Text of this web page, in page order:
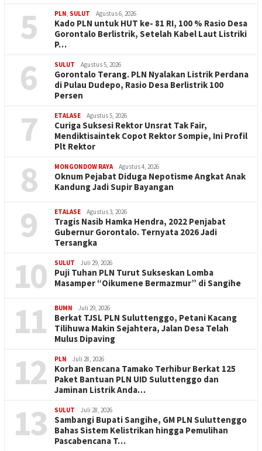
5 PLN, SULUT Agustus 6, 2026
Kado PLN untuk HUT ke- 81 RI, 100 % Rasio Desa
Gorontalo Berlistrik, Setelah Kabel Laut Listriki
P…
6 SULUT Agustus 5, 2026
Gorontalo Terang. PLN Nyalakan Listrik Perdana
di Pulau Dudepo, Rasio Desa Berlistrik 100
Persen
7 ETALASE Agustus 5, 2026
Curiga Suksesi Rektor Unsrat Tak Fair,
Mendiktisaintek Copot Rektor Sompie, Ini Profil
Plt Rektor
8 MONGONDOW RAYA Agustus 4, 2026
Oknum Pejabat Diduga Nepotisme Angkat Anak
Kandung Jadi Supir Bayangan
9 ETALASE Agustus 3, 2026
Tragis Nasib Hamka Hendra, 2022 Penjabat
Gubernur Gorontalo. Ternyata 2026 Jadi
Tersangka
10 SULUT Juli 29, 2026
Puji Tuhan PLN Turut Sukseskan Lomba
Masamper “Oikumene Bermazmur” di Sangihe
11 BUMN Juli 29, 2026
Berkat TJSL PLN Suluttenggo, Petani Kacang
Tilihuwa Makin Sejahtera, Jalan Desa Telah
Mulus Dipaving
12 PLN Juli 28, 2026
Korban Bencana Tamako Terhibur Berkat 125
Paket Bantuan PLN UID Suluttenggo dan
Jaminan Listrik Anda…
13 SULUT Juli 28, 2026
Sambangi Bupati Sangihe, GM PLN Suluttenggo
Bahas Sistem Kelistrikan hingga Pemulihan
Pascabencana T…